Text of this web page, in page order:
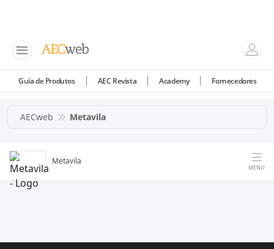
Guia de Produtos AEC Revista Academy Fornecedores
AECweb Metavila
Metavila
MENU